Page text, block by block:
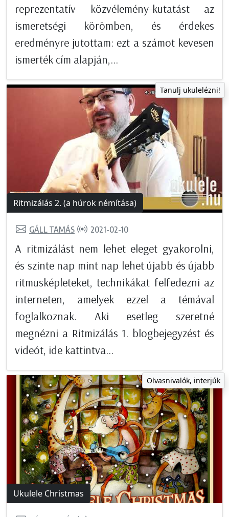
reprezentatív közvélemény-kutatást az
ismeretségi körömben, és érdekes
eredményre jutottam: ezt a számot kevesen
ismerték cím alapján,...
Tanulj ukulelézni!
Ritmizálás 2. (a húrok némítása)
GÁLL TAMÁS 2021-02-10
A ritmizálást nem lehet eleget gyakorolni,
és szinte nap mint nap lehet újabb és újabb
ritmusképleteket, technikákat felfedezni az
interneten, amelyek ezzel a témával
foglalkoznak. Aki esetleg szeretné
megnézni a Ritmizálás 1. blogbejegyzést és
videót, ide kattintva...
Olvasnivalók, interjúk
Ukulele Christmas